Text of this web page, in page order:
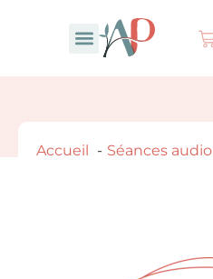
Accueil Séances audio